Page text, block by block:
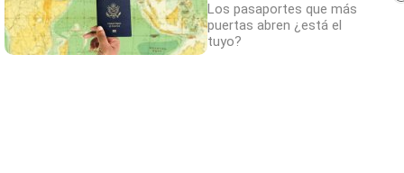
Los pasaportes que más
puertas abren ¿está el
tuyo?